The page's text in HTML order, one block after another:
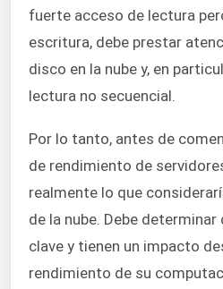
fuerte acceso de lectura
escritura, debe prestar
disco en la nube y, en
lectura no secuencial.
Por lo tanto, antes de
de rendimiento de
realmente lo que
de la nube. Debe
clave y tienen un impacto
rendimiento de su